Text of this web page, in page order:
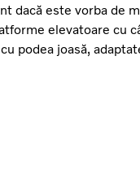
dacă este vorba de
elevatoare cu
podea joasă,